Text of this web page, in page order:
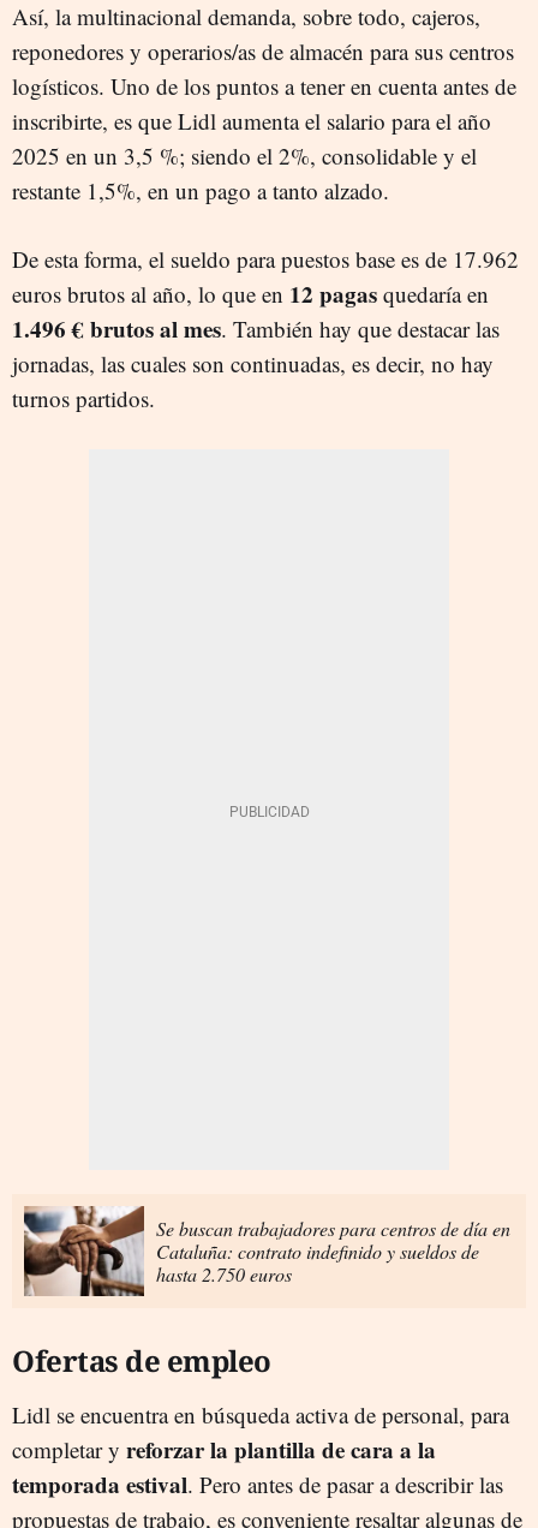
Así, la multinacional demanda, sobre todo, cajeros,
reponedores y operarios/as de almacén para sus centros
logísticos. Uno de los puntos a tener en cuenta antes de
inscribirte, es que Lidl aumenta el salario para el año
2025 en un 3,5 %; siendo el 2%, consolidable y el
restante 1,5%, en un pago a tanto alzado.
De esta forma, el sueldo para puestos base es de 17.962
euros brutos al año, lo que en 12 pagas quedaría en
1.496 € brutos al mes. También hay que destacar las
jornadas, las cuales son continuadas, es decir, no hay
turnos partidos.
Se buscan trabajadores para centros de día en
Cataluña: contrato indefinido y sueldos de
hasta 2.750 euros
Ofertas de empleo
Lidl se encuentra en búsqueda activa de personal, para
completar y reforzar la plantilla de cara a la
temporada estival. Pero antes de pasar a describir las
propuestas de trabajo, es conveniente resaltar algunas de